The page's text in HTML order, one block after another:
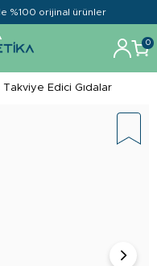
%100 orijinal ürünler
0
Takviye Edici Gıdalar